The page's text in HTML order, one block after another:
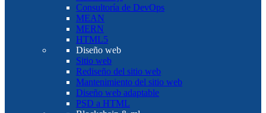
Consultoría de DevOps
MEAN
MERN
HTML5
Diseño web
Sitio web
Rediseño del sitio web
Mantenimiento del sitio web
Diseño web adaptable
PSD a HTML